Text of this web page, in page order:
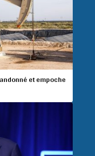
et empoche